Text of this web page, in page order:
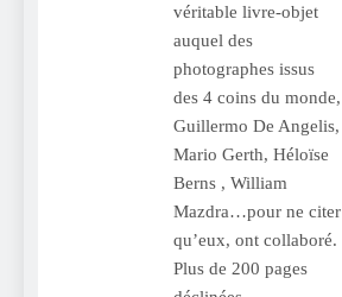
véritable livre-objet
auquel des
photographes issus
des 4 coins du monde,
Guillermo De Angelis,
Mario Gerth, Héloïse
Berns , William
Mazdra…pour ne citer
qu’eux, ont collaboré.
Plus de 200 pages